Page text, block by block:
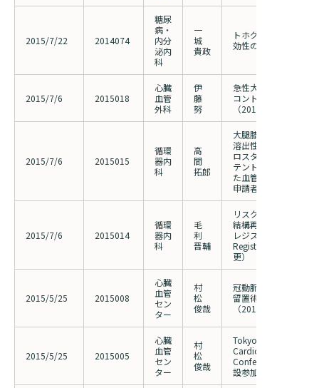
2015/7/22 2014074
糖尿
病・
内分
泌内
科
一
城
貴政
トホグリフロジンの
効性の検討-前向き観
2015/7/6 2015018
心臓
血管
外科
伊
藤
努
急性大動脈解離患者
コントロールの予後
（2014022の申請者
2015/7/6 2015015
循環
器内
科
高
間
拓郎
大腿膝窩動脈領域病
溶出性ステント（
ロスタゾール併用下
テント（Misago ステ
た血管内治療の検討
申請者等変更）
2015/7/6 2015014
循環
器内
科
毛
利
晋輔
リスクの高い重症下
結構再建術に関する
レジストリ研究（
Registry）（2013057
更）
2015/5/25 2015008
心臓
血管
セン
ター
村
松
俊哉
冠動脈分岐部病変に
留置術の 3D-OCT に
（2014040の変更）
2015/5/25 2015005
心臓
血管
セン
ター
村
松
俊哉
Tokyo Percutaneous
Cardiovascular
Conference
設参加 平成27年7月